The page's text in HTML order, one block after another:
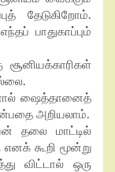
தேடுகிறோம்.
பாதுகாப்பும்
ஷைத்தானைத்
அறியலாம்.
தலை மாட்டில்
கூறி மூன்று
விட்டால் ஒரு